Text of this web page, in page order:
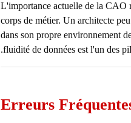
L'importance actuelle de la CAO
corps de métier. Un architecte
dans son propre environnement
fluidité de données est l'un des
Erreurs